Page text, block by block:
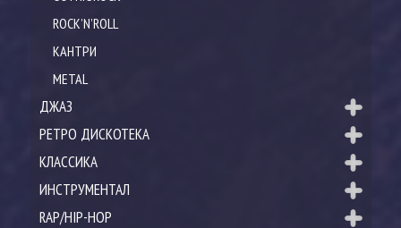
ROCK’N’ROLL
КАНТРИ
METAL
ДЖАЗ
РЕТРО ДИСКОТЕКА
КЛАССИКА
ИНСТРУМЕНТАЛ
RAP/HIP-HOP